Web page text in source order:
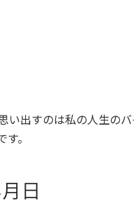
い出すのは私の人生の
。